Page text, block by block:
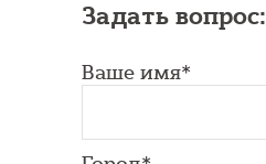
Задать вопрос:
Ваше имя*